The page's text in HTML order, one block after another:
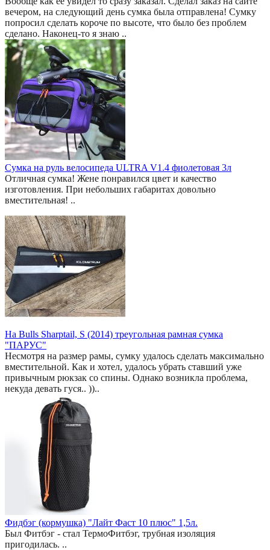
вечером, на следующий день сумка была отправлена! Сумку
попросил сделать короче по высоте, что было без проблем
сделано. Наконец-то я знаю ..
Сумка на руль велосипеда ULTRA V1.4 фиолетовая 3л
Отличная сумка! Жене понравился цвет и качество
изготовления. При небольших габаритах довольно
вместительная! ..
На Bulls Sharptail, S (2014) треугольная рамная сумка
"ПАРУС"
Несмотря на размер рамы, сумку удалось сделать максимально
вместительной. Как и хотел, удалось убрать ставший уже
привычным рюкзак со спины. Однако возникла проблема,
некуда девать гуся.. ))..
Фидбэг (кормушка) "Лайт Фаст 10 плюс" 1,5л.
Был Фитбэг - стал ТермоФитбэг, трубная изоляция
пригодилась. ..